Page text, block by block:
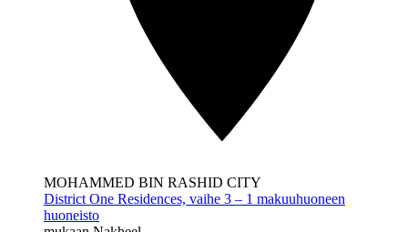
MOHAMMED BIN RASHID CITY
District One Residences, vaihe 3 – 1 makuuhuoneen
huoneisto